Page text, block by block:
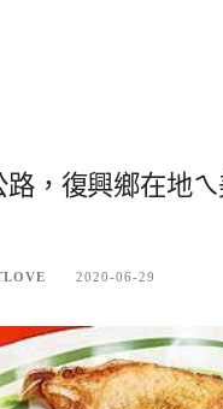
路，復興鄉在地
2020-06-29